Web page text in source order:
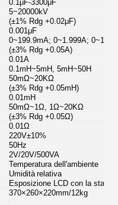
0.1μF-3300μF
5~20000kV
(±1% Rdg +0.02μF)
0.001μF
0~199.9mA; 0~1.999A;
(±3% Rdg +0.05A)
0.01A
0.1mH~5mH, 5mH~50H
50mΩ~20KΩ
(±3% Rdg +0.05mH)
0.01mH
50mΩ~1Ω, 1Ω~20KΩ
(±3% Rdg +0.05Ω)
0.01Ω
220V±10%
50Hz
2V/20V/500VA
Temperatura dell'ambiente
Umidità relativa
Esposizione LCD con la
370×260×220mm/12kg